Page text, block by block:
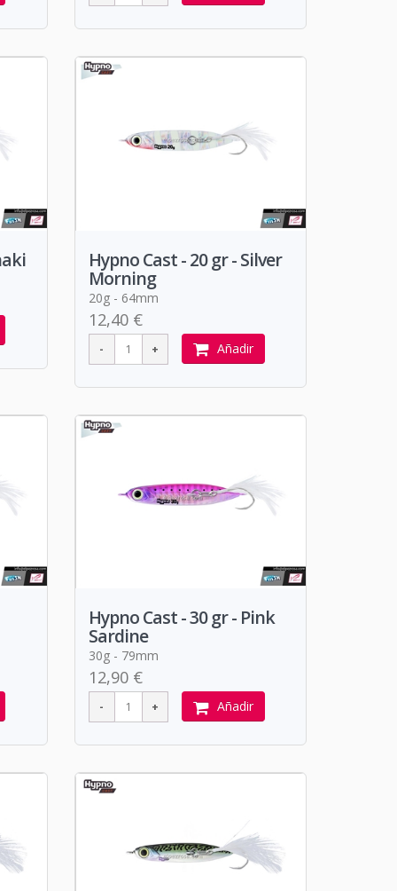
Hypno Cast - 20 gr - Silver
Morning
20g - 64mm
12,40 €
Añadir
Hypno Cast - 30 gr - Pink
Sardine
30g - 79mm
12,90 €
Añadir